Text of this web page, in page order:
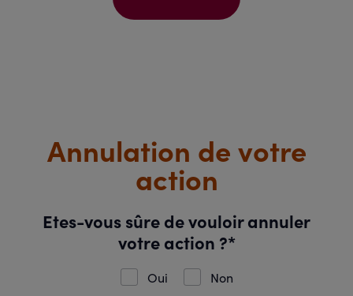
Annulation de votre
action
Etes-vous sûre de vouloir annuler
votre action ?*
Oui
Non